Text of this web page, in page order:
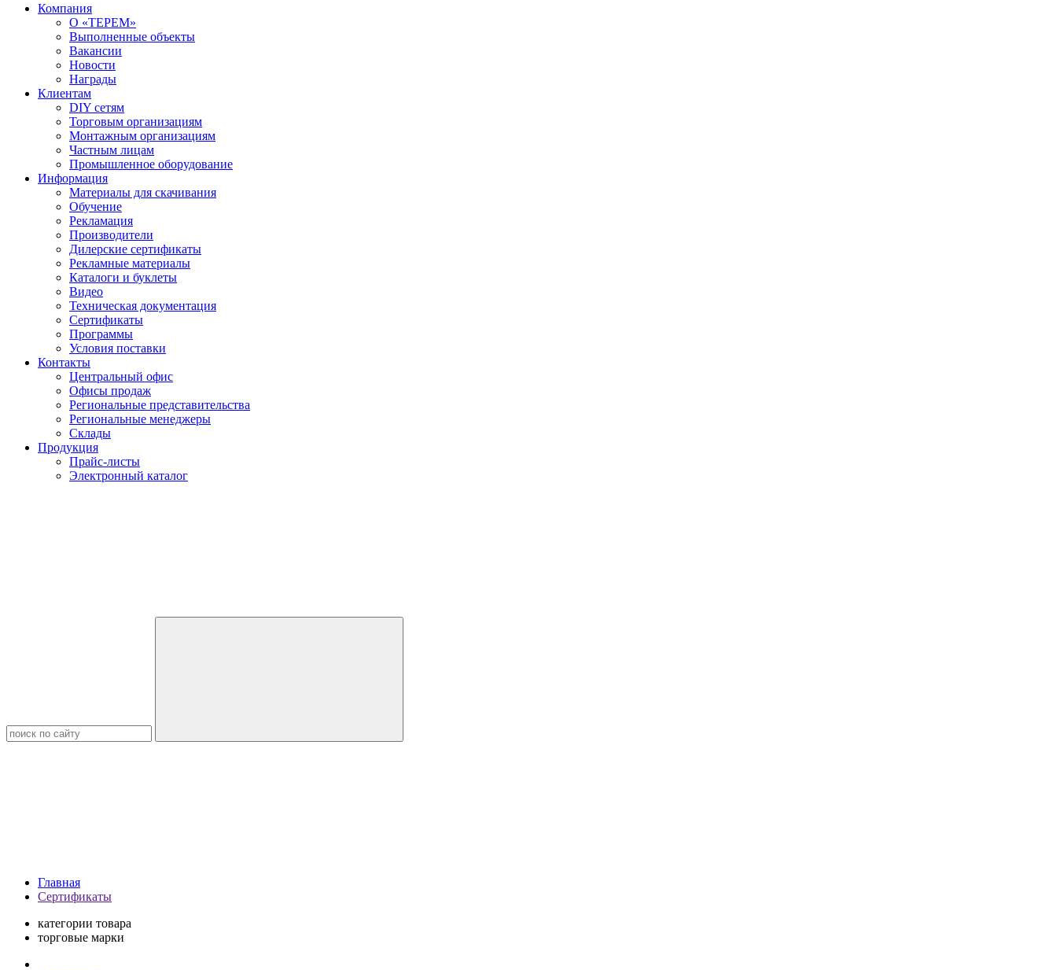
Компания
О «ТЕРЕМ»
Выполненные объекты
Вакансии
Новости
Награды
Клиентам
DIY сетям
Торговым организациям
Монтажным организациям
Частным лицам
Промышленное оборудование
Информация
Материалы для скачивания
Обучение
Рекламация
Производители
Дилерские сертификаты
Рекламные материалы
Каталоги и буклеты
Видео
Техническая документация
Сертификаты
Программы
Условия поставки
Контакты
Центральный офис
Офисы продаж
Региональные представительства
Региональные менеджеры
Склады
Продукция
Прайс-листы
Электронный каталог
Главная
Сертификаты
категории товара
торговые марки